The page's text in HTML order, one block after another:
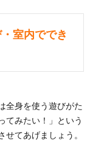
室内ででき
全身を使う遊びがた
てみたい！」という
てあげましょう。